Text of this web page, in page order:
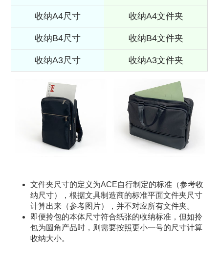
收纳A4尺寸 收纳A4文件夹
收纳B4尺寸 收纳B4文件夹
收纳A3尺寸 收纳A3文件夹
文件夹尺寸的定义为ACE自行制定的标准（参考收
纳尺寸），根据文具制造商的标准平面文件夹尺寸
计算出来（参考图片），并不对应所有文件夹。
即便拎包的本体尺寸符合纸张的收纳标准，但如拎
包为圆角产品时，则需要按照更小一号的尺寸计算
收纳大小。